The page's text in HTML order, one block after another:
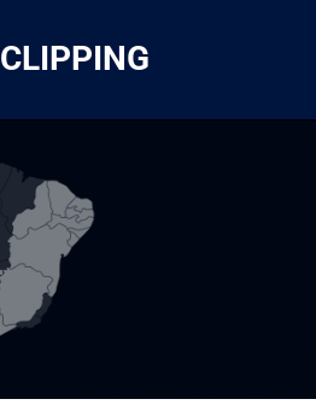
CLIPPING